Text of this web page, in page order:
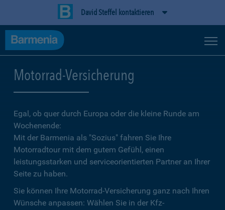
David Steffel kontaktieren
Motorrad-Versicherung
Egal, ob quer durch Europa oder die kleine Runde am
Wochenende:
Mit der Barmenia als "Sozius" fahren Sie Ihre
Motorradtour mit dem gutem Gefühl, einen
leistungsstarken und serviceorientierten Partner an Ihrer
Seite zu haben.
Sie können Ihre Motorrad-Versicherung ganz nach Ihren
Wünsche anpassen: Wählen Sie in der Kfz-